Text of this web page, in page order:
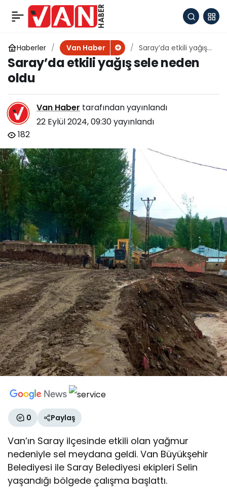
Haberler Van Haber
Saray’da etkili yağış
sele neden oldu
Saray’da etkili yağış sele neden
oldu
Van Haber tarafından yayınlandı
22 Eylül 2024, 09:30yayınlandı
182
0 Paylaş
Van’ın Saray ilçesinde etkili olan yağmur
nedeniyle sel meydana geldi. Van Büyükşehir
Belediyesi ile Saray Belediyesi ekipleri Selin
yaşandığı bölgede çalışma başlattı.
Çaldıran’daki asfalt
çalışmaları sürüyor
Paylaş